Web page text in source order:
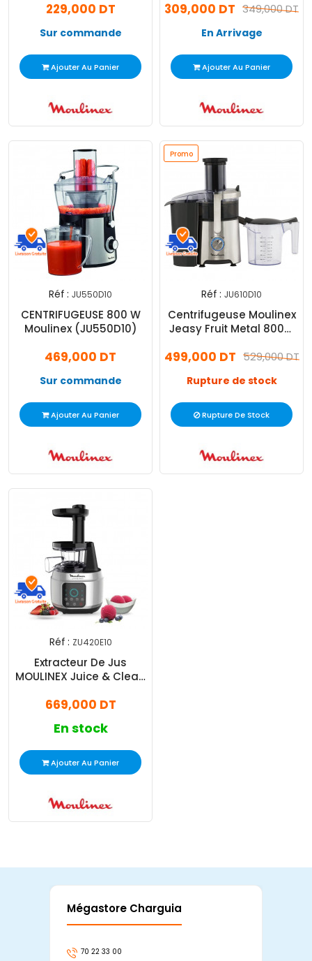
229,000 DT
Sur commande
Ajouter Au Panier
349,000 DT
309,000 DT
En Arrivage
Ajouter Au Panier
Réf : JU550D10
CENTRIFUGEUSE 800 W
Moulinex (JU550D10)
469,000 DT
Sur commande
Ajouter Au Panier
Promo
Réf : JU610D10
Centrifugeuse Moulinex
Jeasy Fruit Metal 800W
529,000 DT
499,000 DT
Rupture de stock
Rupture De Stock
Réf : ZU420E10
Extracteur De Jus
MOULINEX Juice & Clean
669,000 DT
En stock
Ajouter Au Panier
Mégastore Charguia
70 22 33 00